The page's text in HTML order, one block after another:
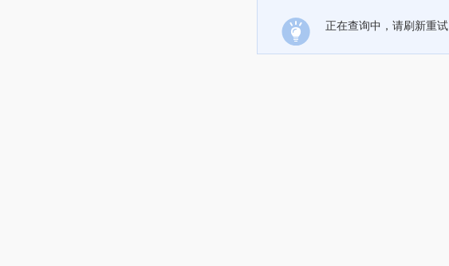
正在查询中，请刷新重试